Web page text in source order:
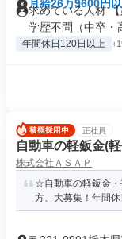
月給26万9600円
求めている人材
学歴不問（中卒・
年間休日120日以上
正社員
自動車の軽鈑金(
株式会社ＡＳＡＰ
☆自動車の軽鈑金・
方、大募集！年間